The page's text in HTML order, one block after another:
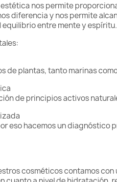
nos permite
diferencia y nos permite
equilibrio entre mente y espíritu.
de plantas, tanto marinas
de principios activos
eso hacemos un
cosméticos contamos